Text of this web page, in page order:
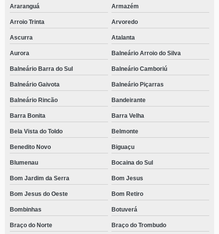
Araranguá Armazém
Arroio Trinta Arvoredo
Ascurra Atalanta
Aurora Balneário Arroio do Silva
Balneário Barra do Sul Balneário Camboriú
Balneário Gaivota Balneário Piçarras
Balneário Rincão Bandeirante
Barra Bonita Barra Velha
Bela Vista do Toldo Belmonte
Benedito Novo Biguaçu
Blumenau Bocaina do Sul
Bom Jardim da Serra Bom Jesus
Bom Jesus do Oeste Bom Retiro
Bombinhas Botuverá
Braço do Norte Braço do Trombudo